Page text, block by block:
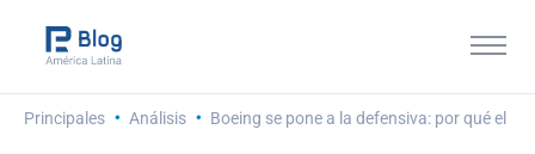
Principales · Análisis · Boeing se pone a la defensiva: por qué el